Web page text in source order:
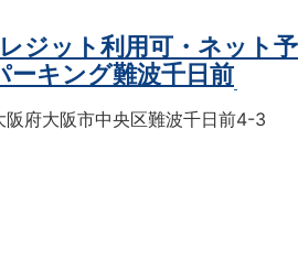
ジット利用可・ネット
ーキング難波千日前
阪府大阪市中央区難波千日前4-3